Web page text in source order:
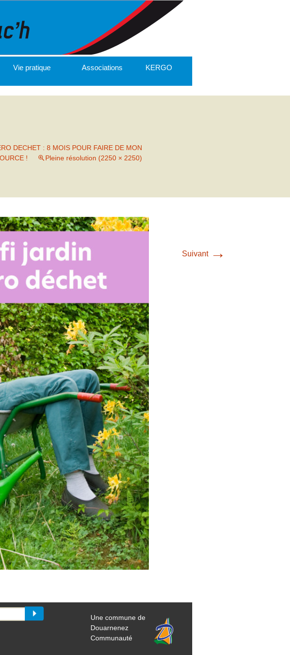
Vie pratique Associations KERGO
DECHET : 8 MOIS POUR FAIRE DE MON
!
Pleine résolution (2250 × 2250)
Suivant →
Une commune de
Douarnenez
Communauté